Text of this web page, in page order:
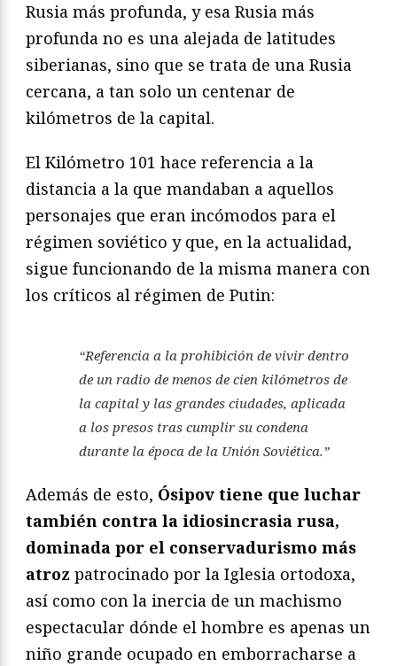
Rusia más profunda, y esa Rusia más
profunda no es una alejada de latitudes
siberianas, sino que se trata de una Rusia
cercana, a tan solo un centenar de
kilómetros de la capital.
El Kilómetro 101 hace referencia a la
distancia a la que mandaban a aquellos
personajes que eran incómodos para el
régimen soviético y que, en la actualidad,
sigue funcionando de la misma manera con
los críticos al régimen de Putin:
“Referencia a la prohibición de vivir dentro
de un radio de menos de cien kilómetros de
la capital y las grandes ciudades, aplicada
a los presos tras cumplir su condena
durante la época de la Unión Soviética.”
Además de esto, Ósipov tiene que luchar
también contra la idiosincrasia rusa,
dominada por el conservadurismo más
atroz patrocinado por la Iglesia ortodoxa,
así como con la inercia de un machismo
espectacular dónde el hombre es apenas un
niño grande ocupado en emborracharse a